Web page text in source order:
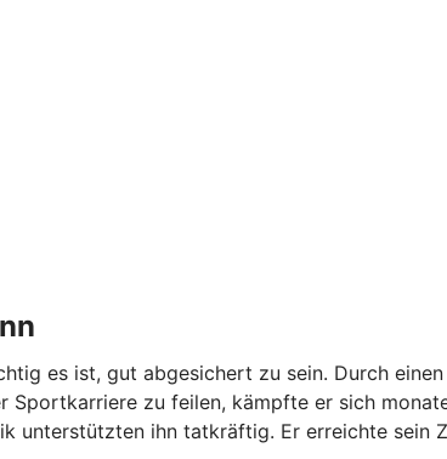
es ist, gut abgesichert zu sein. Durch
zu feilen, kämpfte er sich
unterstützten ihn tatkräftig. Er erreichte